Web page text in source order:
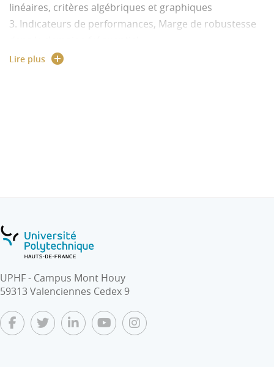
linéaires, critères algébriques et graphiques
3. Indicateurs de performances, Marge de robustesse
TD : Illustrent le cours et principalement le lien entre le
Lire plus
UPHF - Campus Mont Houy
59313 Valenciennes Cedex 9